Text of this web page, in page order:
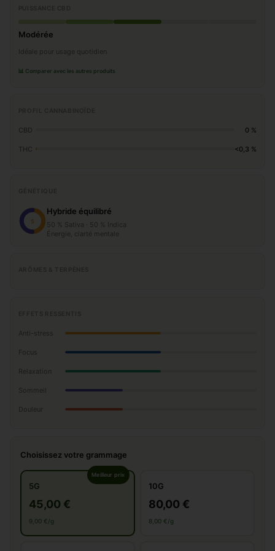
Modérée
Idéale pour usage quotidien
📊 Comparer avec les autres produits
CBD 0 %
THC <0,3 %
S
Hybride équilibré
50 % Sativa · 50 % Indica
Énergie, clarté mentale
Anti-stress
Focus
Relaxation
Sommeil
Douleur
Choisissez votre grammage
Meilleur prix
5G
45,00 €
9,00 €/g
10G
80,00 €
8,00 €/g